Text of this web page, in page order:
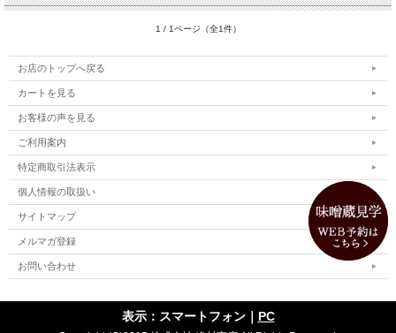
1 / 1ページ（全1件）
お店のトップへ戻る
カートを見る
お客様の声を見る
ご利用案内
特定商取引法表示
個人情報の取扱い
サイトマップ
メルマガ登録
お問い合わせ
表示：スマートフォン｜ PC